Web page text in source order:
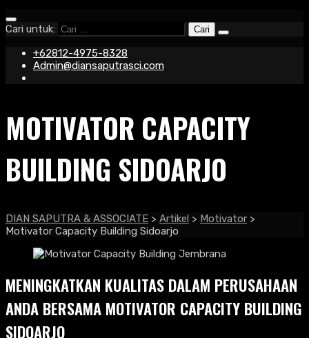
Cari untuk:
+62812-4975-8328
Admin@diansaputrasci.com
MOTIVATOR CAPACITY
BUILDING SIDOARJO
DIAN SAPUTRA & ASSOCIATE > Artikel > Motivator >
Motivator Capacity Building Sidoarjo
MENINGKATKAN KUALITAS DALAM PERUSAHAAN
ANDA BERSAMA MOTIVATOR CAPACITY BUILDING
SIDOARJO